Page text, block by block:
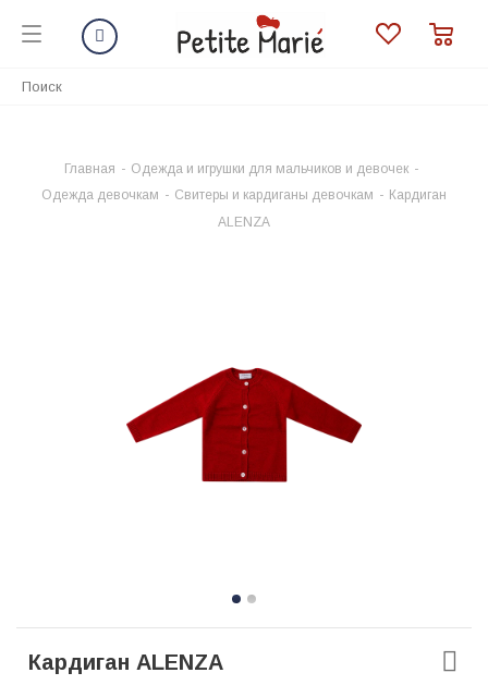
Главная - Одежда и игрушки для мальчиков и девочек -
Одежда девочкам - Свитеры и кардиганы девочкам - Кардиган
ALENZA
Кардиган ALENZA